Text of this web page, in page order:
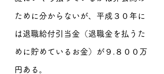
ために分からないが、平成３０年に
は退職給付引当金（退職金を払うた
めに貯めているお金）が９.８００万
円ある。